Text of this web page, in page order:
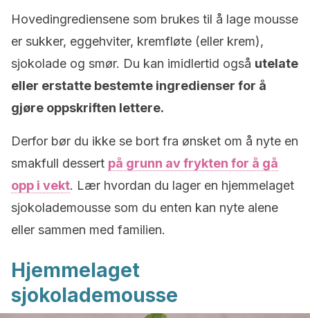
Hovedingrediensene som brukes til å lage mousse
er sukker, eggehviter, kremfløte (eller krem),
sjokolade og smør. Du kan imidlertid også utelate
eller erstatte bestemte ingredienser for å
gjøre oppskriften lettere.
Derfor bør du ikke se bort fra ønsket om å nyte en
smakfull dessert på grunn av frykten for å gå
opp i vekt. Lær hvordan du lager en hjemmelaget
sjokolademousse som du enten kan nyte alene
eller sammen med familien.
Hjemmelaget
sjokolademousse